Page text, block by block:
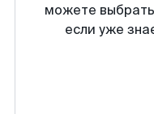
можете
если уже